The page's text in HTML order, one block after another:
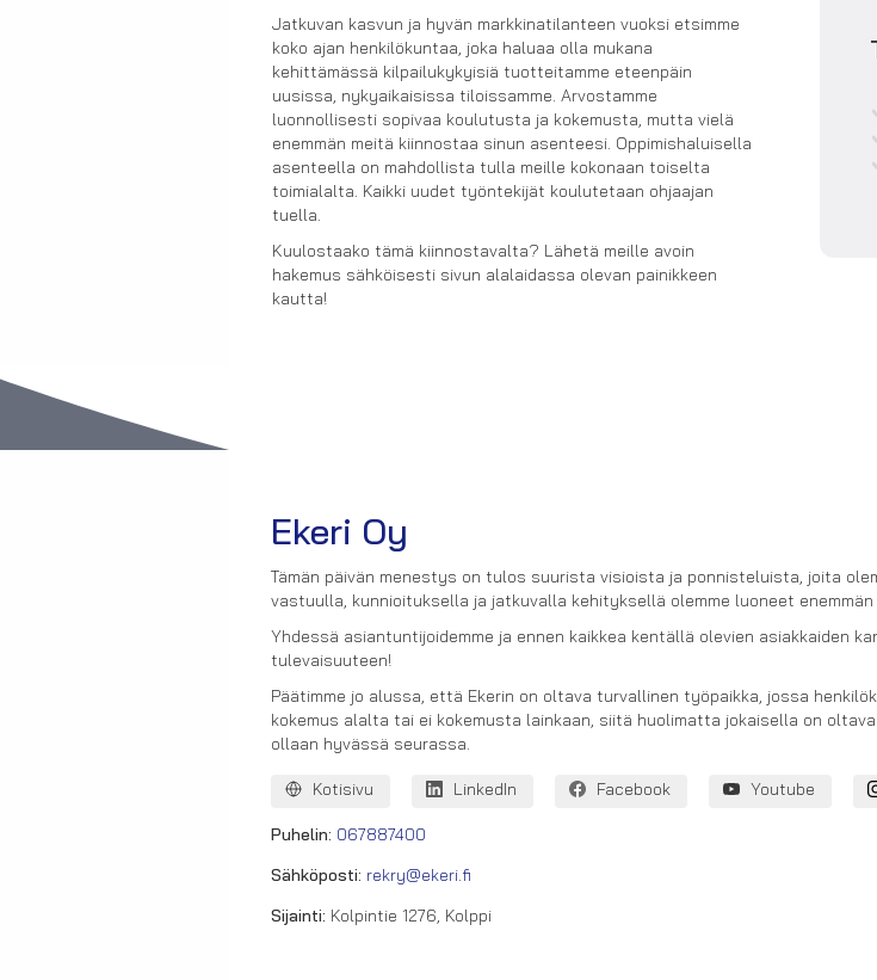
Jatkuvan kasvun ja hyvän markkinatilanteen vuoksi etsimme
koko ajan henkilökuntaa, joka haluaa olla mukana
kehittämässä kilpailukykyisiä tuotteitamme eteenpäin
uusissa, nykyaikaisissa tiloissamme. Arvostamme
luonnollisesti sopivaa koulutusta ja kokemusta, mutta vielä
enemmän meitä kiinnostaa sinun asenteesi. Oppimishaluisella
asenteella on mahdollista tulla meille kokonaan toiselta
toimialalta. Kaikki uudet työntekijät koulutetaan ohjaajan
tuella.
Kuulostaako tämä kiinnostavalta? Lähetä meille avoin
hakemus sähköisesti sivun alalaidassa olevan painikkeen
kautta!
Ekeri Oy
Tämän päivän menestys on tulos suurista visioista ja ponnisteluista, joita
vastuulla, kunnioituksella ja jatkuvalla kehityksellä olemme luoneet
Yhdessä asiantuntijoidemme ja ennen kaikkea kentällä olevien asiakkaiden
tulevaisuuteen!
Päätimme jo alussa, että Ekerin on oltava turvallinen työpaikka, jossa
kokemus alalta tai ei kokemusta lainkaan, siitä huolimatta jokaisella on
ollaan hyvässä seurassa.
Kotisivu LinkedIn Facebook Youtube
Puhelin: 067887400
Sähköposti: rekry@ekeri.fi
Sijainti: Kolpintie 1276, Kolppi